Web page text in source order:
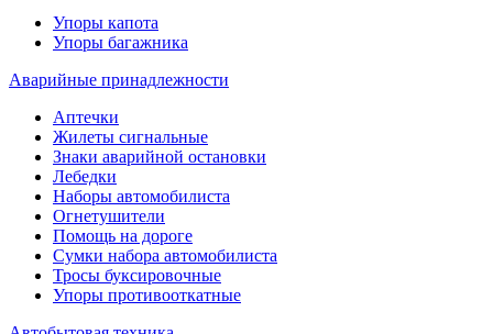
Упоры капота
Упоры багажника
Аварийные принадлежности
Аптечки
Жилеты сигнальные
Знаки аварийной остановки
Лебедки
Наборы автомобилиста
Огнетушители
Помощь на дороге
Сумки набора автомобилиста
Тросы буксировочные
Упоры противооткатные